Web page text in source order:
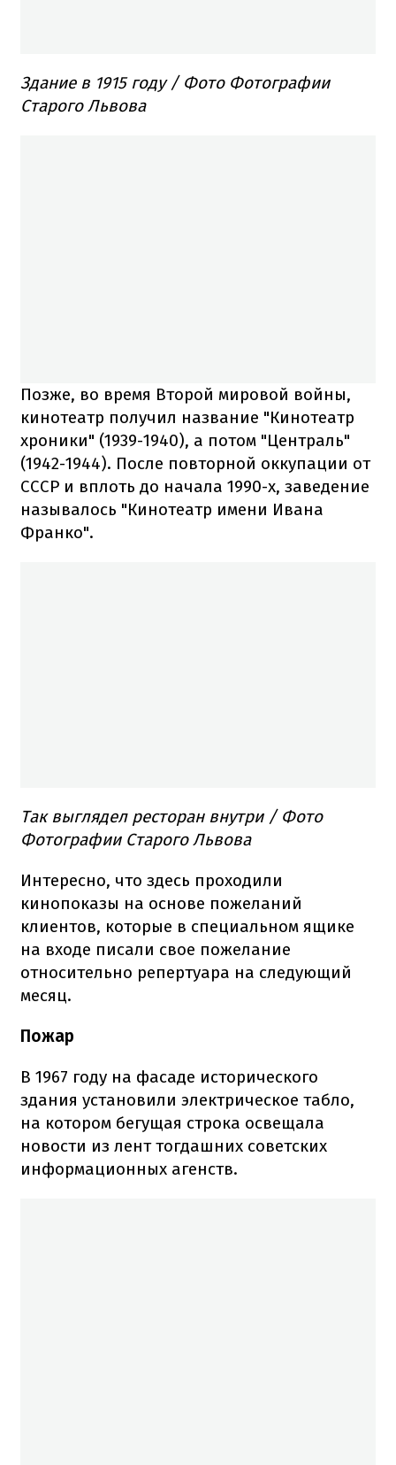
Здание в 1915 году / Фото Фотографии
Старого Львова
Позже, во время Второй мировой войны,
кинотеатр получил название "Кинотеатр
хроники" (1939-1940), а потом "Централь"
(1942-1944). После повторной оккупации от
СССР и вплоть до начала 1990-х, заведение
называлось "Кинотеатр имени Ивана
Франко".
Так выглядел ресторан внутри / Фото
Фотографии Старого Львова
Интересно, что здесь проходили
кинопоказы на основе пожеланий
клиентов, которые в специальном ящике
на входе писали свое пожелание
относительно репертуара на следующий
месяц.
Пожар
В 1967 году на фасаде исторического
здания установили электрическое табло,
на котором бегущая строка освещала
новости из лент тогдашних советских
информационных агенств.